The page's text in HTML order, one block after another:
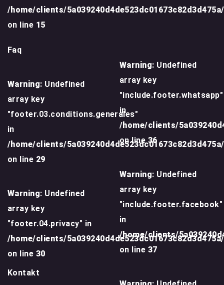
/home/clients/
on line 15
Faq
Warning: Undefined
array key
"footer.03.conditions.generales"
in
/home/clients/
on line 29
Warning: Undefined
array key
"footer.04.privacy" in
/home/clients/
on line 30
Kontakt
Warning: Undefined
array key
"include.footer.whatsapp"
in
/home/clients/
on line36
Warning: Undefined
array key
"include.footer.facebook"
in
/home/clients/
on line 37